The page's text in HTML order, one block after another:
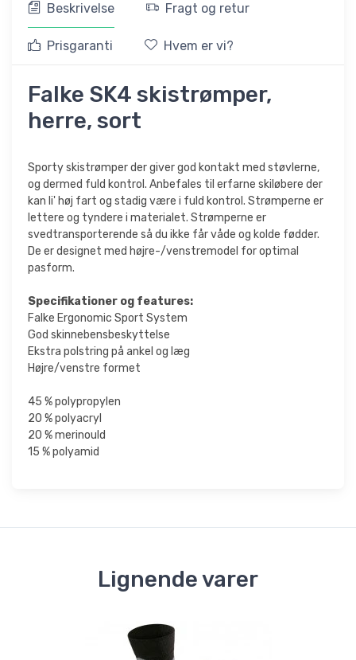
Beskrivelse Fragt og retur
Prisgaranti Hvem er vi?
Falke SK4 skistrømper,
herre, sort
Sporty skistrømper der giver god kontakt med støvlerne,
og dermed fuld kontrol. Anbefales til erfarne skiløbere der
kan li' høj fart og stadig være i fuld kontrol. Strømperne er
lettere og tyndere i materialet. Strømperne er
svedtransporterende så du ikke får våde og kolde fødder.
De er designet med højre-/venstremodel for optimal
pasform.
Specifikationer og features:
Falke Ergonomic Sport System
God skinnebensbeskyttelse
Ekstra polstring på ankel og læg
Højre/venstre formet
45 % polypropylen
20 % polyacryl
20 % merinould
15 % polyamid
Lignende varer